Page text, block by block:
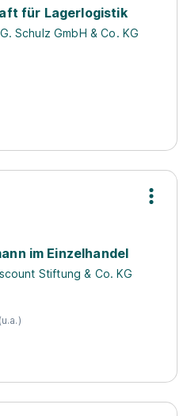
für Lagerlogistik
Schulz GmbH & Co. KG
im Einzelhandel
Stiftung & Co. KG